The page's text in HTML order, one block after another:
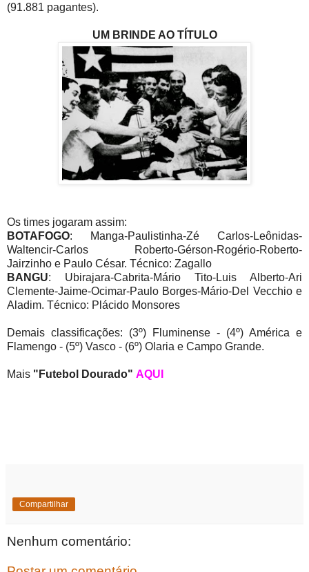
(91.881 pagantes).
UM BRINDE AO TÍTULO
Os times jogaram assim:
BOTAFOGO: Manga-Paulistinha-Zé Carlos-Leônidas-
Waltencir-Carlos Roberto-Gérson-Rogério-Roberto-
Jairzinho e Paulo César. Técnico: Zagallo
BANGU: Ubirajara-Cabrita-Mário Tito-Luis Alberto-Ari
Clemente-Jaime-Ocimar-Paulo Borges-Mário-Del Vecchio e
Aladim. Técnico: Plácido Monsores
Demais classificações: (3º) Fluminense - (4º) América e
Flamengo - (5º) Vasco - (6º) Olaria e Campo Grande.
Mais "Futebol Dourado" AQUI
Compartilhar
Nenhum comentário: